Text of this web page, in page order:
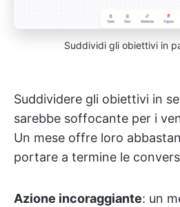
Suddividi gli obiettivi in
Suddividere gli obiettivi in
sarebbe soffocante per i
Un mese offre loro
portare a termine le
Azione incoraggiante: un